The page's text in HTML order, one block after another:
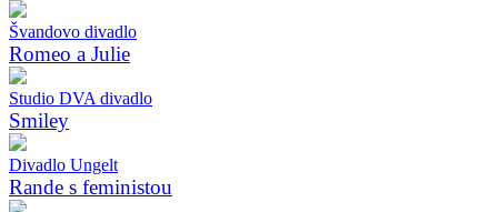
Švandovo divadlo
Romeo a Julie
Studio DVA divadlo
Smiley
Divadlo Ungelt
Rande s feministou